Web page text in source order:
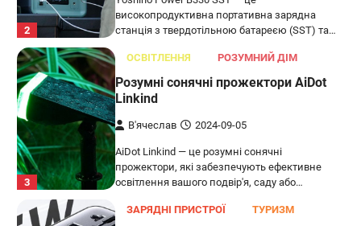
2
високопродуктивна портативна зарядна
станція з твердотільною батареєю (SST) та…
3
ОСВІТЛЕННЯ РОЗУМНИЙ ДІМ
Розумні сонячні прожектори AiDot
Linkind
В'ячеслав 2024-09-05
AiDot Linkind — це розумні сонячні
прожектори, які забезпечують ефективне
освітлення вашого подвір'я, саду або…
ЗАРЯДНІ ПРИСТРОЇ ТУРИЗМ